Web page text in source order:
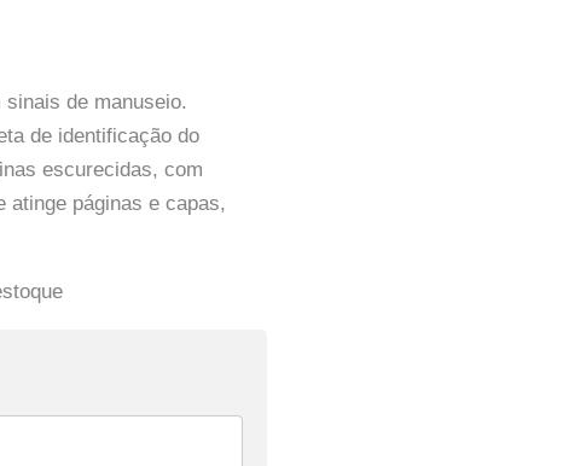
de manuseio.
de identificação do
escurecidas, com
atinge páginas e capas,